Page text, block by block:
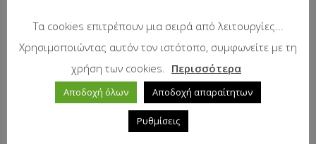
Προτεινόμενη λιανική τιμή: 83.01
Τα cookies επιτρέπουν μια σειρά από λειτουργίες...
Χρησιμοποιώντας αυτόν τον ιστότοπο, συμφωνείτε με τη
χρήση των cookies.
Περισσότερα
Αποδοχή όλων Αποδοχή απαραίτητων
Ρυθμίσεις